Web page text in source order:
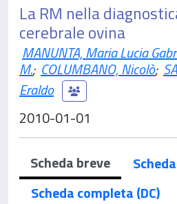
La RM nella
cerebrale ovina
MANUNTA, Maria Lucia
M.; COLUMBANO, Nicolò;
Eraldo
2010-01-01
Scheda breve
Scheda completa (DC)